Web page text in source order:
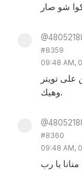
شو صار
#8359
09:48 AM,
تويتر
وهيك.
#8360
09:48 AM,
منانا يا رب